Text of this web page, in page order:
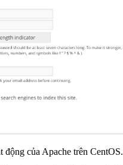
động của Apache trên CentOS.